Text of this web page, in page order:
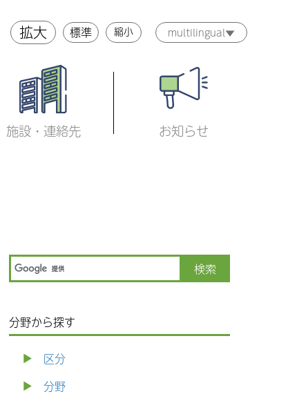
拡大 標準 縮小 multilingual▼
施設・連絡先 お知らせ
分野から探す
区分
分野